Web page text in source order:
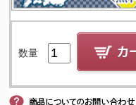
数量